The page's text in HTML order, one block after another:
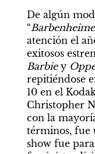
De algún
“Barbenheime
atención el
Barbie y
repitiéndose
10 en el
Christopher
con la
términos, fue
show fue